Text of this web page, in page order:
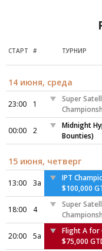
СТАРТ # ТУРНИР
14 июня, среда
23:00 1
Super
00:00 2
Midnight
Bounties)
15 июня, четверг
13:00 3a
IPT
$100,000
18:00 4
Super
20:00 5a
Flight A for
$75,000